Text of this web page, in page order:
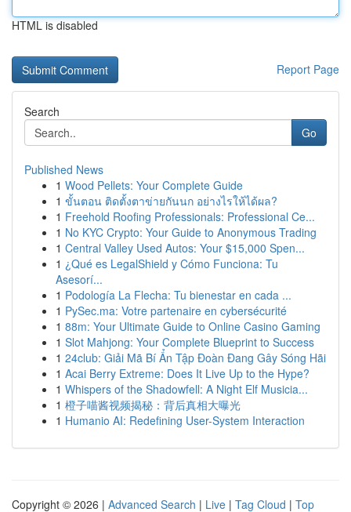
HTML is disabled
Report Page
Search
Go
Published News
1 Wood Pellets: Your Complete Guide
1 ขั้นตอน ติดตั้งตาข่ายกันนก อย่างไรให้ได้ผล?
1 Freehold Roofing Professionals: Professional Ce...
1 No KYC Crypto: Your Guide to Anonymous Trading
1 Central Valley Used Autos: Your $15,000 Spen...
1 ¿Qué es LegalShield y Cómo Funciona: Tu
Asesorí...
1 Podología La Flecha: Tu bienestar en cada ...
1 PySec.ma: Votre partenaire en cybersécurité
1 88m: Your Ultimate Guide to Online Casino Gaming
1 Slot Mahjong: Your Complete Blueprint to Success
1 24club: Giải Mã Bí Ẩn Tập Đoàn Đang Gây Sóng Hãi
1 Acai Berry Extreme: Does It Live Up to the Hype?
1 Whispers of the Shadowfell: A Night Elf Musicia...
1 橙子喵酱视频揭秘：背后真相大曝光
1 Humanio AI: Redefining User-System Interaction
Copyright © 2026 | Advanced Search | Live | Tag Cloud | Top